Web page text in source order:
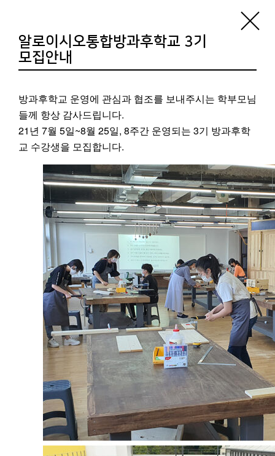
기지활동
알로이시오기지1968은
‘더불어’, ‘나누는’ 곳입니다.
기지에서는 항상 학생들의 체험이 이루어지고
있으므로
투어 및 방문의 경우는반드시 사전 예약을
해주시기 바랍니다.
[프로그램 및 투어문의: 051-250-8900]
프로그램
신청
공간대여
신청
자원봉사
신청
알로이시오통합방과후학교 3기
모집안내
방과후학교 운영에 관심과 협조를 보내주시는 학부모님
들께 항상 감사드립니다.
21년 7월 5일~8월 25일, 8주간 운영되는 3기 방과후학
교 수강생을 모집합니다.